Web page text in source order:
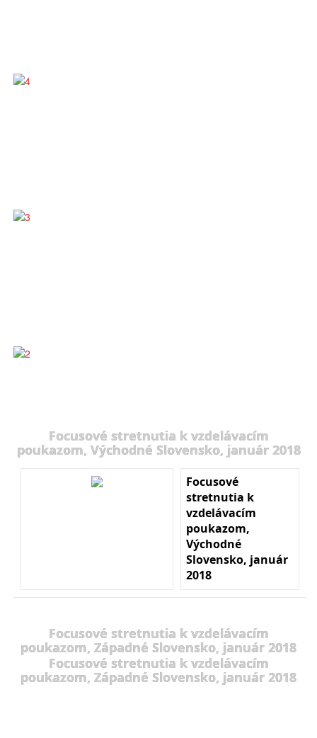
Focusové stretnutia k vzdelávacím
poukazom, Východné Slovensko, január 2018
Focusové
stretnutia k
vzdelávacím
poukazom,
Východné
Slovensko, január
2018
Focusové stretnutia k vzdelávacím
poukazom, Západné Slovensko, január 2018
Focusové stretnutia k vzdelávacím
poukazom, Západné Slovensko, január 2018